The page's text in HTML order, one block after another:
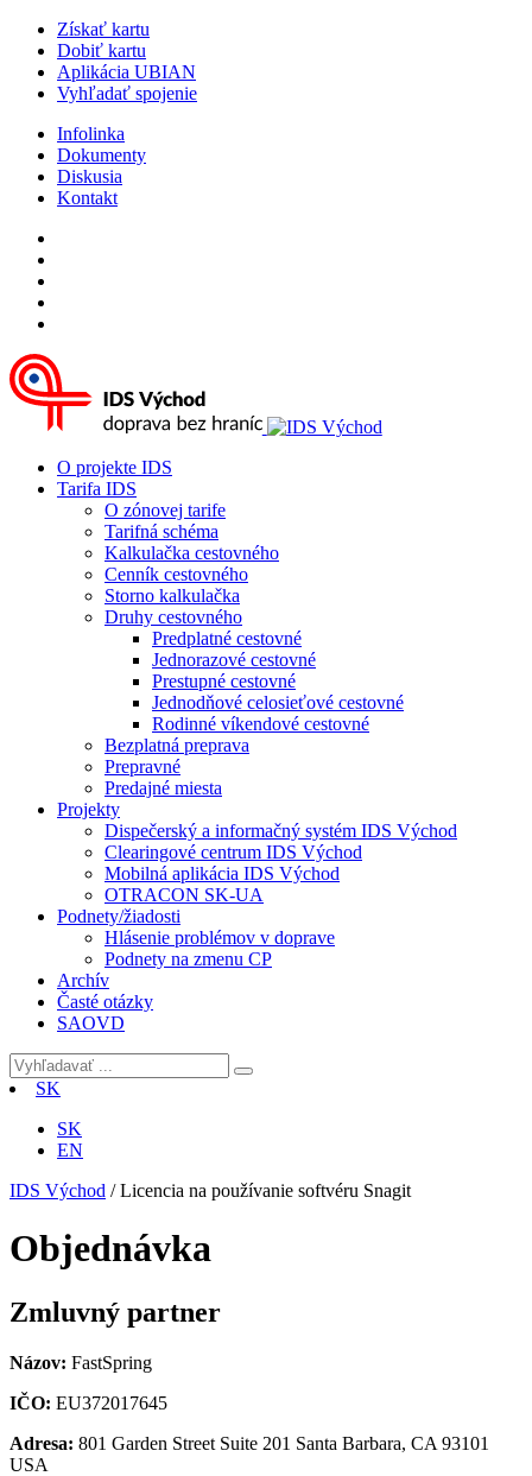
Získať kartu
Dobiť kartu
Aplikácia UBIAN
Vyhľadať spojenie
Infolinka
Dokumenty
Diskusia
Kontakt
O projekte IDS
Tarifa IDS
O zónovej tarife
Tarifná schéma
Kalkulačka cestovného
Cenník cestovného
Storno kalkulačka
Druhy cestovného
Predplatné cestovné
Jednorazové cestovné
Prestupné cestovné
Jednodňové celosieťové cestovné
Rodinné víkendové cestovné
Bezplatná preprava
Prepravné
Predajné miesta
Projekty
Dispečerský a informačný systém IDS Východ
Clearingové centrum IDS Východ
Mobilná aplikácia IDS Východ
OTRACON SK-UA
Podnety/žiadosti
Hlásenie problémov v doprave
Podnety na zmenu CP
Archív
Časté otázky
SAOVD
SK
SK
EN
IDS Východ /Licencia na používanie softvéru Snagit
Objednávka
Zmluvný partner
Názov: FastSpring
IČO: EU372017645
Adresa: 801 Garden Street Suite 201 Santa Barbara, CA 93101
USA